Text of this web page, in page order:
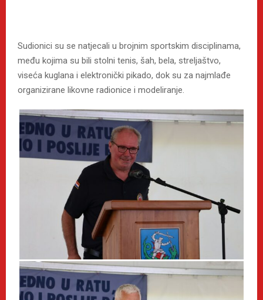
Sudionici su se natjecali u brojnim sportskim disciplinama,
među kojima su bili stolni tenis, šah, bela, streljaštvo,
viseća kuglana i elektronički pikado, dok su za najmlađe
organizirane likovne radionice i modeliranje.